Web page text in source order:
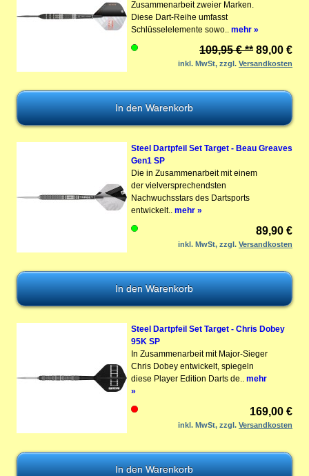
Zusammenarbeit zweier Marken.
Diese Dart-Reihe umfasst
Schlüsselelemente sowo.. mehr »
109,95 € ** 89,00 €
inkl. MwSt, zzgl.Versandkosten
Steel Dartpfeil Set Target - Beau Greaves
Gen1 SP
Die in Zusammenarbeit mit einem
der vielversprechendsten
Nachwuchsstars des Dartsports
entwickelt.. mehr »
89,90 €
inkl. MwSt, zzgl.Versandkosten
Steel Dartpfeil Set Target - Chris Dobey
95K SP
In Zusammenarbeit mit Major-Sieger
Chris Dobey entwickelt, spiegeln
diese Player Edition Darts de.. mehr
»
169,00 €
inkl. MwSt, zzgl.Versandkosten